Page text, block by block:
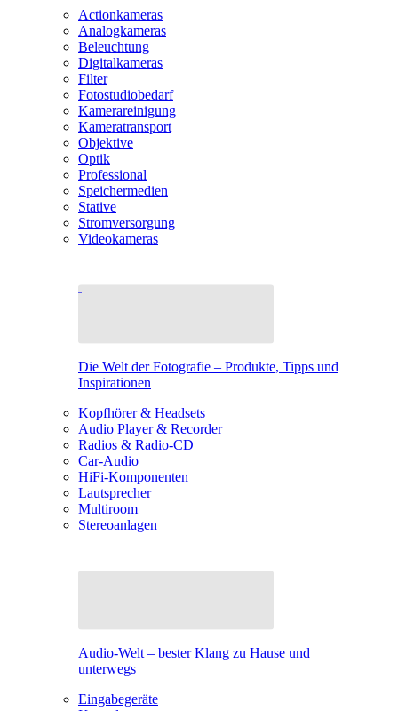
Actionkameras
Analogkameras
Beleuchtung
Digitalkameras
Filter
Fotostudiobedarf
Kamerareinigung
Kameratransport
Objektive
Optik
Professional
Speichermedien
Stative
Stromversorgung
Videokameras
Die Welt der Fotografie – Produkte, Tipps und
Inspirationen
Kopfhörer & Headsets
Audio Player & Recorder
Radios & Radio-CD
Car-Audio
HiFi-Komponenten
Lautsprecher
Multiroom
Stereoanlagen
Audio-Welt – bester Klang zu Hause und
unterwegs
Eingabegeräte